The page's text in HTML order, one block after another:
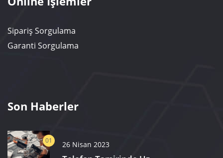
Sipariş Sorgulama
Garanti Sorgulama
Son Haberler
01 26 Nisan 2023